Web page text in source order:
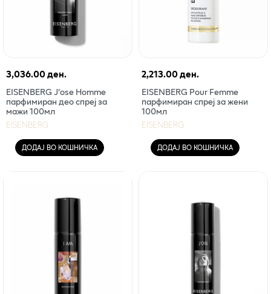
3,036.00 ден.
EISENBERG J'ose Homme
парфимиран део спреј за
мажи 100мл
EISENBERG
ДОДАЈ ВО КОШНИЧКА
2,213.00 ден.
EISENBERG Pour Femme
парфимиран спреј за жени
100мл
EISENBERG
ДОДАЈ ВО КОШНИЧКА